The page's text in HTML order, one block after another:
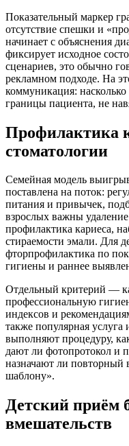
Показательный маркер
отсутствие спешки и
начинает с объяснения
фиксирует исходное
сценариев, это обычно
рекламном подходе. На
коммуникация:
границы пациента, не
Профилактика
стоматологии
Семейная модель
поставлена на поток:
питания и привычек,
взрослых важны
профилактика кариеса,
стираемости эмали. Для
фторпрофилактика по
гигиены и раннее
Отдельный критерий —
профессиональную
индексов и
также популярная
выполняют процедуру,
дают ли фотопротокол и
назначают ли повторный
шаблону».
Детский приём
вмешательств